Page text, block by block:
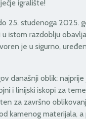
igralište!
25. studenoga 2025.
istom razdoblju
je u sigurno,
današnji oblik:
i linijski iskopi za
za završno
kamenog materijala,